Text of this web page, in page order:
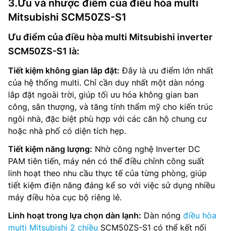
3.Ưu và nhược điểm của điều hòa multi
Mitsubishi SCM50ZS-S1
Ưu điểm của điều hòa multi Mitsubishi inverter
SCM50ZS-S1 là:
Tiết kiệm không gian lắp đặt: Đây là ưu điểm lớn nhất
của hệ thống multi. Chỉ cần duy nhất một dàn nóng
lắp đặt ngoài trời, giúp tối ưu hóa không gian ban
công, sân thượng, và tăng tính thẩm mỹ cho kiến trúc
ngôi nhà, đặc biệt phù hợp với các căn hộ chung cư
hoặc nhà phố có diện tích hẹp.
Tiết kiệm năng lượng: Nhờ công nghệ Inverter DC
PAM tiên tiến, máy nén có thể điều chỉnh công suất
linh hoạt theo nhu cầu thực tế của từng phòng, giúp
tiết kiệm điện năng đáng kể so với việc sử dụng nhiều
máy điều hòa cục bộ riêng lẻ.
Linh hoạt trong lựa chọn dàn lạnh: Dàn nóng điều hòa
multi Mitsubishi 2 chiều SCM50ZS-S1 có thể kết nối